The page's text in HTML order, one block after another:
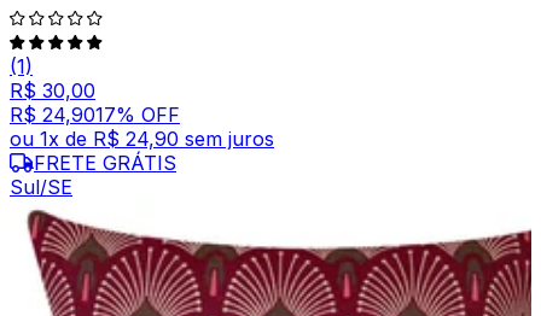
(1)
R$ 30,00
R$ 24,9017% OFF
ou 1x de R$ 24,90 sem juros
FRETE GRÁTIS
Sul/SE